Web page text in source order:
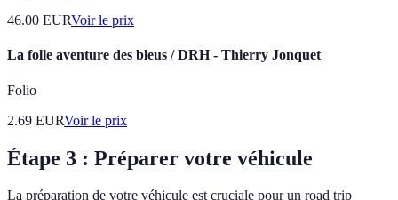
46.00 EURVoir le prix
La folle aventure des bleus / DRH - Thierry Jonquet
Folio
2.69 EURVoir le prix
Étape 3 : Préparer votre véhicule
La préparation de votre véhicule est cruciale pour un road trip